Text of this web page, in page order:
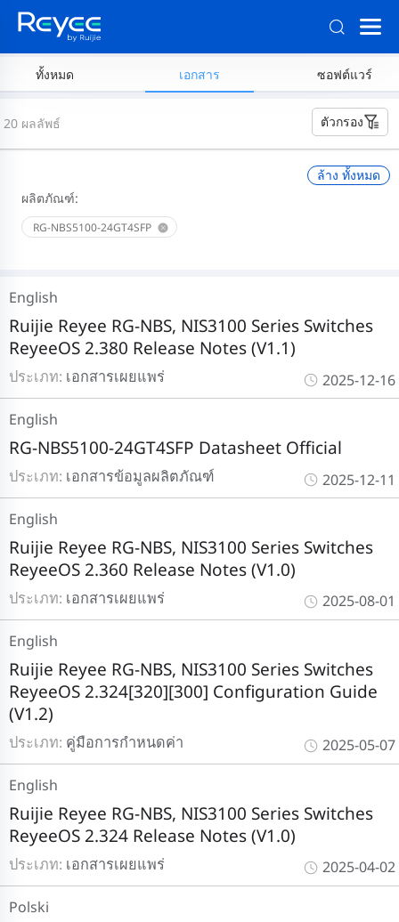
ทั้งหมด เอกสาร ซอฟต์แวร์
ตัวกรอง
20 ผลลัพธ์
ผลิตภัณฑ์:
RG-NBS5100-24GT4SFP
ล้าง ทั้งหมด
ประเภท: เอกสารเผยแพร่
Ruijie Reyee RG-NBS, NIS3100 Series Switches
ReyeeOS 2.380 Release Notes (V1.1)
English
2025-12-16
ประเภท: เอกสารข้อมูลผลิตภัณฑ์
RG-NBS5100-24GT4SFP Datasheet Official
English
2025-12-11
ประเภท: เอกสารเผยแพร่
Ruijie Reyee RG-NBS, NIS3100 Series Switches
ReyeeOS 2.360 Release Notes (V1.0)
English
2025-08-01
ประเภท: คู่มือการกำหนดค่า
Ruijie Reyee RG-NBS, NIS3100 Series Switches
ReyeeOS 2.324[320][300] Configuration Guide
(V1.2)
English
2025-05-07
ประเภท: เอกสารเผยแพร่
Ruijie Reyee RG-NBS, NIS3100 Series Switches
ReyeeOS 2.324 Release Notes (V1.0)
English
2025-04-02
Polski